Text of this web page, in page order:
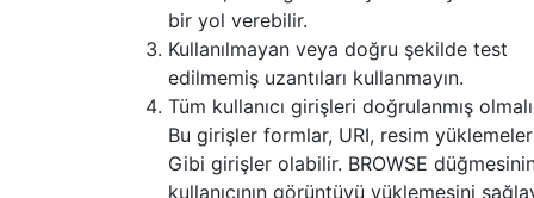
bir yol verebilir.
Kullanılmayan veya doğru şekilde test
edilmemiş uzantıları kullanmayın.
Tüm kullanıcı girişleri doğrulanmış
Bu girişler formlar, URI, resim
Gibi girişler olabilir. BROWSE
kullanıcının görüntüyü yüklemesini